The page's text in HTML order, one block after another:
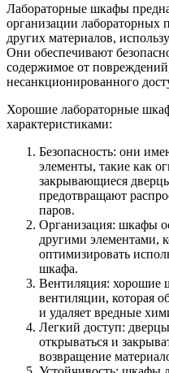
Лабораторные шкафы
организации лабораторных
других материалов,
Они обеспечивают
содержимое от
несанкционированного
Хорошие лабораторные
характеристиками:
Безопасность: они
элементы, такие как
закрывающиеся
предотвращают
паров.
Организация: шкафы
другими элементами,
оптимизировать
шкафа.
Вентиляция: хорошие
вентиляции, которая
и удаляет вредные
Легкий доступ:
открываться и
возвращение